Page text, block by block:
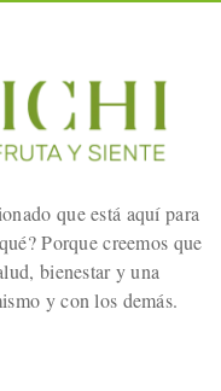
que está aquí para
Porque creemos que
bienestar y una
y con los demás.